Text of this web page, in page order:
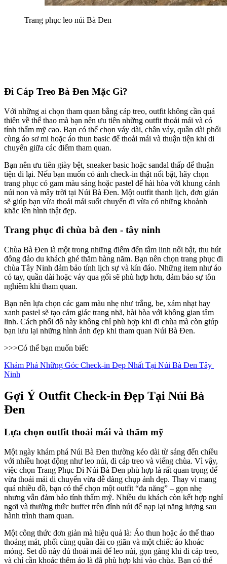
Trang phục leo núi Bà Đen
Đi Cáp Treo Bà Đen Mặc Gì?
Với những ai chọn tham quan bằng cáp treo, outfit không cần quá
thiên về thể thao mà bạn nên ưu tiên những outfit thoải mái và có
tính thẩm mỹ cao. Bạn có thể chọn váy dài, chân váy, quần dài phối
cùng áo sơ mi hoặc áo thun basic để thoải mái và thuận tiện khi di
chuyển giữa các điểm tham quan.
Bạn nên ưu tiên giày bệt, sneaker basic hoặc sandal thấp để thuận
tiện đi lại. Nếu bạn muốn có ảnh check-in thật nổi bật, hãy chọn
trang phục có gam màu sáng hoặc pastel để hài hòa với khung cảnh
núi non và mây trời tại Núi Bà Đen. Một outfit thanh lịch, đơn giản
sẽ giúp bạn vừa thoải mái suốt chuyến đi vừa có những khoảnh
khắc lên hình thật đẹp.
Trang phục đi chùa bà đen - tây ninh
Chùa Bà Đen là một trong những điểm đến tâm linh nổi bật, thu hút
đông đảo du khách ghé thăm hàng năm. Bạn nên chọn trang phục đi
chùa Tây Ninh đảm bảo tính lịch sự và kín đáo. Những item như áo
có tay, quần dài hoặc váy qua gối sẽ phù hợp hơn, đảm bảo sự tôn
nghiêm khi tham quan.
Bạn nên lựa chọn các gam màu nhẹ như trắng, be, xám nhạt hay
xanh pastel sẽ tạo cảm giác trang nhã, hài hòa với không gian tâm
linh. Cách phối đồ này không chỉ phù hợp khi đi chùa mà còn giúp
bạn lưu lại những hình ảnh đẹp khi tham quan Núi Bà Đen.
>>>Có thể bạn muốn biết:
Khám Phá Những Góc Check-in Đẹp Nhất Tại Núi Bà Đen Tây
Ninh
Gợi Ý Outfit Check-in Đẹp Tại Núi Bà
Đen
Lựa chọn outfit thoải mái và thẩm mỹ
Một ngày khám phá Núi Bà Đen thường kéo dài từ sáng đến chiều
với nhiều hoạt động như leo núi, đi cáp treo và viếng chùa. Vì vậy,
việc chọn Trang Phục Đi Núi Bà Đen phù hợp là rất quan trọng để
vừa thoải mái di chuyển vừa dễ dàng chụp ảnh đẹp. Thay vì mang
quá nhiều đồ, bạn có thể chọn một outfit “đa năng” – gọn nhẹ
nhưng vẫn đảm bảo tính thẩm mỹ. Nhiều du khách còn kết hợp nghỉ
ngơi và thưởng thức buffet trên đỉnh núi để nạp lại năng lượng sau
hành trình tham quan.
Một công thức đơn giản mà hiệu quả là: Áo thun hoặc áo thể thao
thoáng mát, phối cùng quần dài co giãn và một chiếc áo khoác
mỏng. Set đồ này đủ thoải mái để leo núi, gọn gàng khi đi cáp treo,
và chỉ cần khoác thêm áo là đã phù hợp khi vào chùa. Bạn có thể